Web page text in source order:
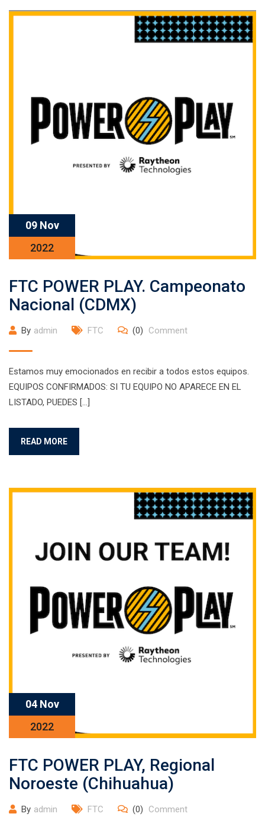
09 Nov
2022
FTC POWER PLAY. Campeonato
Nacional (CDMX)
By admin FTC (0) Comment
Estamos muy emocionados en recibir a todos estos equipos.
EQUIPOS CONFIRMADOS: SI TU EQUIPO NO APARECE EN EL
LISTADO, PUEDES […]
READ MORE
04 Nov
2022
FTC POWER PLAY, Regional
Noroeste (Chihuahua)
By admin FTC (0) Comment